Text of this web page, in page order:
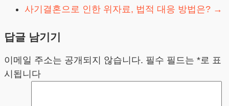
사기결혼으로 인한 위자료, 법적 대응 방법은? →
답글 남기기
이메일 주소는 공개되지 않습니다. 필수 필드는 *로 표
시됩니다